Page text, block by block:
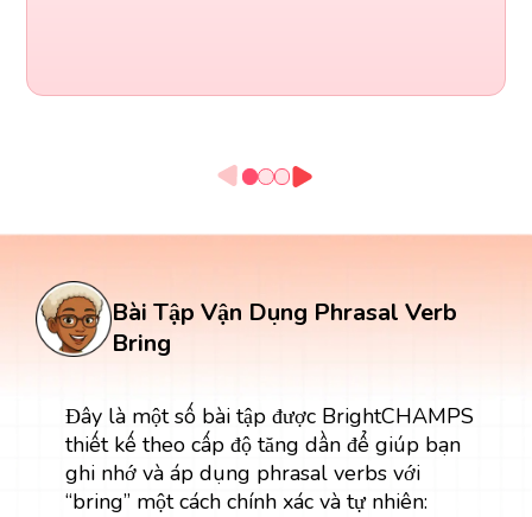
Bài Tập Vận Dụng Phrasal Verb
Bring
Đây là một số bài tập được BrightCHAMPS
thiết kế theo cấp độ tăng dần để giúp bạn
ghi nhớ và áp dụng phrasal verbs với
“bring” một cách chính xác và tự nhiên: